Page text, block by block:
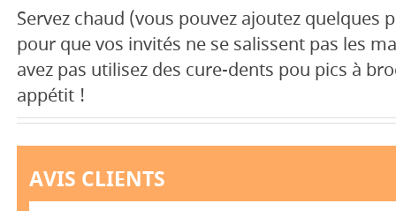
Servez chaud (vous pouvez ajoutez quelques
pour que vos invités ne se salissent pas les
avez pas utilisez des cure-dents pou pics à
appétit !
AVIS CLIENTS